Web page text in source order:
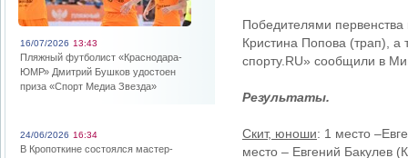
16/07/2026 13:43
Пляжный футболист «Краснодара-
ЮМР» Дмитрий Бушков удостоен
приза «Спорт Медиа Звезда»
24/06/2026 16:34
В Кропоткине состоялся мастер-
Победителями первенства
Кристина Попова (трап), а
спорту.RU» сообщили в
Результаты.
Скит, юноши: 1 место
место – Евгений Бакулев